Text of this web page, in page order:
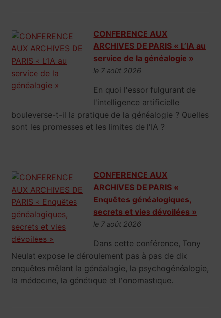
CONFERENCE AUX
ARCHIVES DE PARIS « L’IA au
service de la généalogie »
le 7 août 2026
En quoi l'essor fulgurant de
l'intelligence artificielle
bouleverse-t-il la pratique de la généalogie ? Quelles
sont les promesses et les limites de l'IA ?
CONFERENCE AUX
ARCHIVES DE PARIS «
Enquêtes généalogiques,
secrets et vies dévoilées »
le 7 août 2026
Dans cette conférence, Tony
Neulat expose le déroulement pas à pas de dix
enquêtes mêlant la généalogie, la psychogénéalogie,
la médecine, la génétique et l'onomastique.